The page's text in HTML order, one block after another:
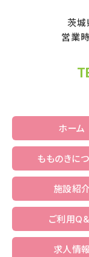
茨城
営業
ホーム
もものきに
施設紹介
ご利用
求人情報